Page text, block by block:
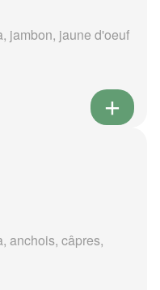
jambon, jaune d'oeuf
anchois, câpres,